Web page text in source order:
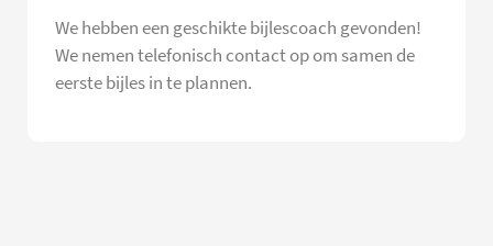
We hebben een geschikte bijlescoach gevonden!
We nemen telefonisch contact op om samen de
eerste bijles in te plannen.